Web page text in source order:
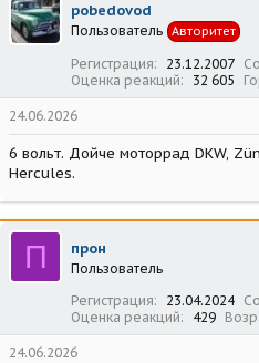
pobedovod
Пользователь Авторитет
Регистрация 23.12.2007
Оценка реакций
32 605
24.06.2026
6 вольт. Дойче моторрад DKW,
Hercules.
П прон
Пользователь
Регистрация
23.04.2024
Оценка реакций
429
24.06.2026